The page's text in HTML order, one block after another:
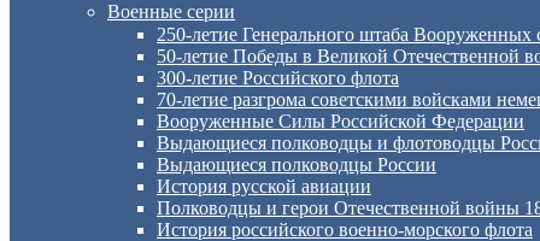
Военные серии
250-летие Генерального штаба
50-летие Победы в Великой Отечественной
300-летие Российского флота
70-летие разгрома советскими войсками
Вооруженные Силы Российской Федерации
Выдающиеся полководцы и флотоводцы
Выдающиеся полководцы России
История русской авиации
Полководцы и герои Отечественной войны
История российского военно-морского флота